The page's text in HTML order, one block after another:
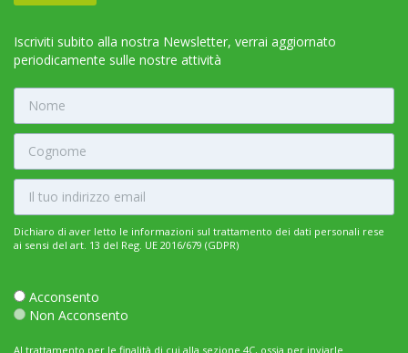
Iscriviti subito alla nostra Newsletter, verrai aggiornato
periodicamente sulle nostre attività
Dichiaro di aver letto le informazioni sul trattamento dei dati personali rese
ai sensi del art. 13 del Reg. UE 2016/679 (GDPR)
Acconsento
Non Acconsento
Al trattamento per le finalità di cui alla sezione 4C, ossia per inviarle